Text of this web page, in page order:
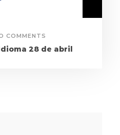
COMMENTS
28 de abril